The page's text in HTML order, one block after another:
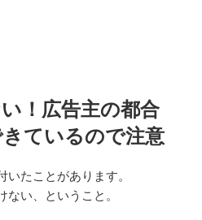
！広告主の都合
ているので注意
たことがあります。
ない、ということ。